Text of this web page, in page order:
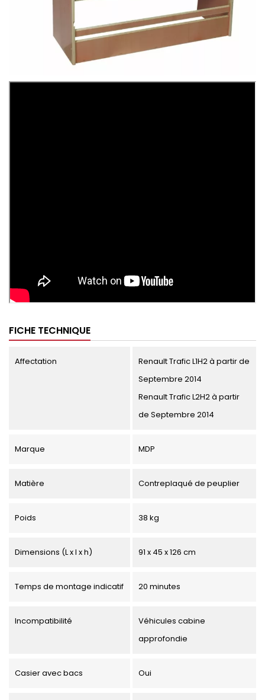
FICHE TECHNIQUE
Affectation
Renault Trafic L1H2 à partir de
Septembre 2014
Renault Trafic L2H2 à partir
de Septembre 2014
Marque MDP
Matière Contreplaqué de peuplier
Poids 38 kg
Dimensions (L x l x h) 91 x 45 x 126 cm
Temps de montage indicatif 20 minutes
Incompatibilité
Véhicules cabine
approfondie
Casier avec bacs Oui